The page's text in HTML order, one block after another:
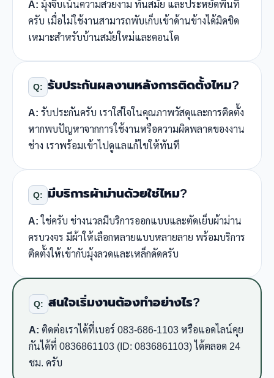
A: มุ้งจีบเน้นความสวยงาม ทันสมัย และประหยัดพื้นที่
ครับ เมื่อไม่ใช้งานสามารถพับเก็บเข้าด้านข้างได้มิดชิด
เหมาะสำหรับบ้านสมัยใหม่และคอนโด
Q: รับประกันผลงานหลังการติดตั้งไหม?
A: รับประกันครับ เราใส่ใจในคุณภาพวัสดุและการติดตั้ง
หากพบปัญหาจากการใช้งานหรือความผิดพลาดของงาน
ช่าง เราพร้อมเข้าไปดูแลแก้ไขให้ทันที
Q: มีบริการผ้าม่านด้วยใช่ไหม?
A:ใช่ครับ ช่างนวลมีบริการออกแบบและตัดเย็บผ้าม่าน
ครบวงจร มีผ้าให้เลือกหลายแบบหลายลาย พร้อมบริการ
ติดตั้งให้เข้ากับมุ้งลวดและเหล็กดัดครับ
Q: สนใจเริ่มงานต้องทำอย่างไร?
A: ติดต่อเราได้ที่เบอร์ 083-686-1103 หรือแอดไลน์คุย
กันได้ที่ 0836861103 (ID: 0836861103) ได้ตลอด 24
ชม. ครับ